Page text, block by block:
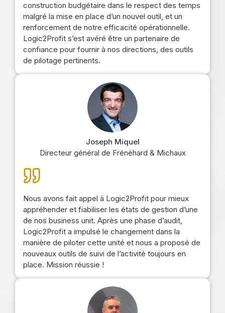
construction budgétaire dans le respect des temps
malgré la mise en place d’un nouvel outil, et un
renforcement de notre efficacité opérationnelle.
Logic2Profit s’est avéré être un partenaire de
confiance pour fournir à nos directions, des outils
de pilotage pertinents.
Joseph Miquel
Directeur général de Frénéhard & Michaux
Nous avons fait appel à Logic2Profit pour mieux
appréhender et fiabiliser les états de gestion d’une
de nos business unit. Après une phase d’audit,
Logic2Profit a impulsé le changement dans la
manière de piloter cette unité et nous a proposé de
nouveaux outils de suivi de l’activité toujours en
place. Mission réussie !